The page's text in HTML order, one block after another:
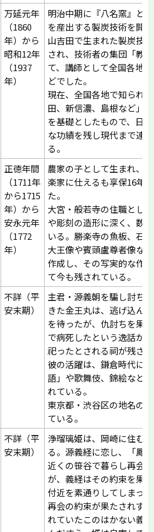
万延元年
（1860
年）から
昭和12年
（1937
年）
明治中期に『八名窯』と
を産出する製炭技術を開
山吉田で生まれた製炭技
され、技術者の集団「教
て、講師として全国各地
どでした。
現在、全国各地で知られ
田、新信濃、島根など」
を基礎としたもので、日
な功績を残し現代まで連
る。
正徳年間
（1711年
から1715
年）から
安永元年
（1772
年）
農家の子として生まれ、
楽家に仕えるも享保16年
た。
大宮・般若寺の住職とし
や彫刻の造形に深く、数
いる。勝楽寺の魚板、石
大王像や賓頭盧尊者像な
作成し、その写実的な作
て今も残されている。
不詳（平
安末期）
主君・源義朝を騙し討ち
きた金王丸は、逃げ込ん
を待ったが、仇討ちを果
で病死したという逸話が
祀ったとされる祠が残さ
彼の活躍は、鎌倉時代に
語」や歌舞伎、錦絵など
れている。
東京都・渋谷区の地名の
ている。
不詳（平
安末期）
浄瑠璃姫は、岡崎に住む
る。源義経に恋し、「鳳
近くの笹谷で暮らし再会
が、義経はその約束を果
付近を素通りしてしまっ
再会の約束が果たされず
れていたこのはかない義